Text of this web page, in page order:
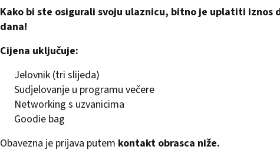
Kako bi ste osigurali svoju ulaznicu, bitno je uplatiti iznos
dana!
Cijena uključuje:
Jelovnik (tri slijeda)
Sudjelovanje u programu večere
Networking s uzvanicima
Goodie bag
Obavezna je prijava putem kontakt obrasca niže.